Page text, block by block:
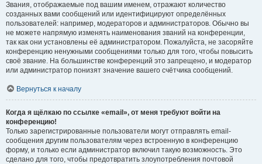
Звания, отображаемые под вашим именем, отражают количество
созданных вами сообщений или идентифицируют определённых
пользователей: например, модераторов и администраторов. Обычно вы
не можете напрямую изменять наименования званий на конференции,
так как они установлены её администратором. Пожалуйста, не засоряйте
конференцию ненужными сообщениями только для того, чтобы повысить
своё звание. На большинстве конференций это запрещено, и модератор
или администратор понизят значение вашего счётчика сообщений.
Вернуться к началу
Когда я щёлкаю по ссылке «email», от меня требуют войти на
конференцию!
Только зарегистрированные пользователи могут отправлять email-
сообщения другим пользователям через встроенную в конференцию
форму, и только если администратор включил такую возможность. Это
сделано для того, чтобы предотвратить злоупотребления почтовой